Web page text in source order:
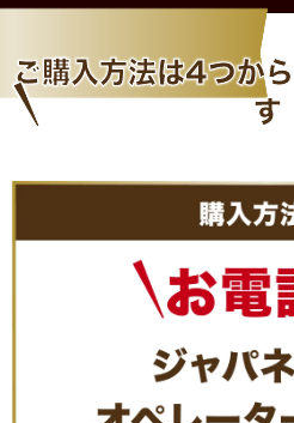
ご購入方法は4つから
す